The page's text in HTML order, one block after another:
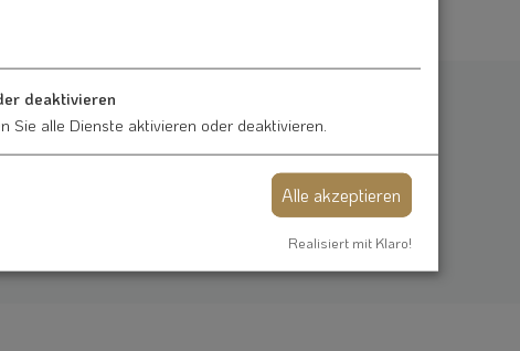
Str. 3
deaktivieren
Sie alle Dienste aktivieren oder deaktivieren.
Alle akzeptieren
Realisiert mit Klaro!